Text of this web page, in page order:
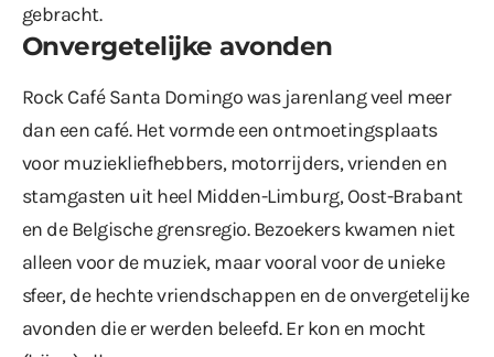
gebracht.
Onvergetelijke avonden
Rock Café Santa Domingo was jarenlang veel meer
dan een café. Het vormde een ontmoetingsplaats
voor muziekliefhebbers, motorrijders, vrienden en
stamgasten uit heel Midden-Limburg, Oost-Brabant
en de Belgische grensregio. Bezoekers kwamen niet
alleen voor de muziek, maar vooral voor de unieke
sfeer, de hechte vriendschappen en de onvergetelijke
avonden die er werden beleefd. Er kon en mocht